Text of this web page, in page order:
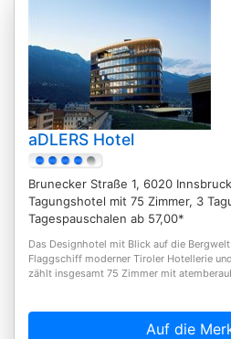
aDLERS Hotel
Brunecker Straße 1, 6020 Innsbruck
Tagungshotel mit 75 Zimmer, 3
Tagespauschalen ab 57,00*
Das Designhotel mit Blick auf die
Flaggschiff moderner Tiroler Hotellerie
zählt insgesamt 75 Zimmer mit
Auf die